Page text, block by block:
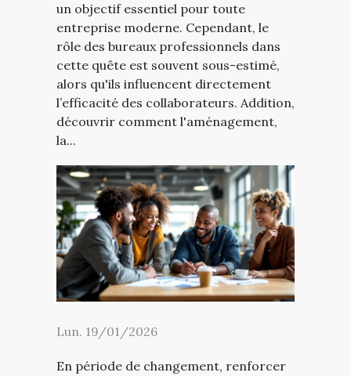
un objectif essentiel pour toute
entreprise moderne. Cependant, le
rôle des bureaux professionnels dans
cette quête est souvent sous-estimé,
alors qu'ils influencent directement
l’efficacité des collaborateurs. Addition,
découvrir comment l'aménagement,
la...
Lun. 19/01/2026
En période de changement, renforcer